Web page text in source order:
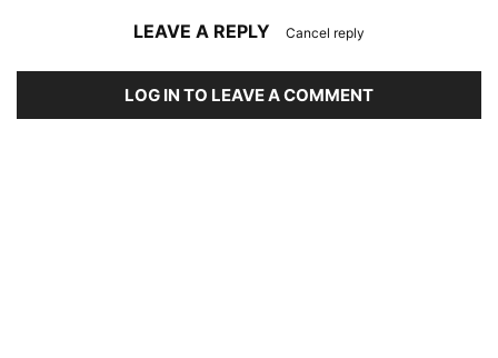
LEAVE A REPLY Cancel reply
LOG IN TO LEAVE A COMMENT